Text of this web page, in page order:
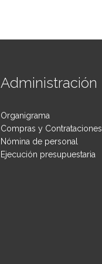
Administración
Organigrama
Compras y Contrataciones
Nómina de personal
Ejecución presupuestaria